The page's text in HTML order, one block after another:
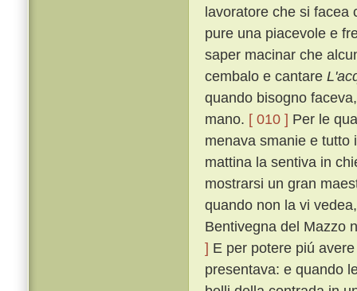
lavoratore che si
pure una piacevole e
saper macinar che
cembalo e cantare
quando bisogno
mano. [ 010 ] Per le
menava smanie e tutto
mattina la sentiva in
mostrarsi un gran
quando non la vi
Bentivegna del Mazzo
] E per potere piú
presentava: e quando